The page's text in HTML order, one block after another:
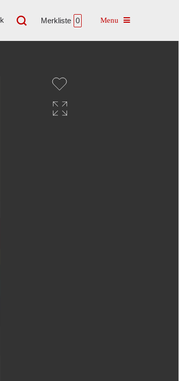
Merkliste 0 Toggle navigation